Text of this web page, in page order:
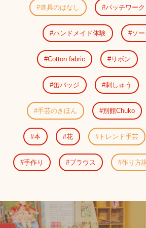
道具のはなし パッチワーク
ハンドメイド体験 ソ
Cotton fabric リボン
缶バッジ 刺しゅう
手芸のきほん 別館Chuko
本 花 トレンド手芸
手作り ブラウス 作り方